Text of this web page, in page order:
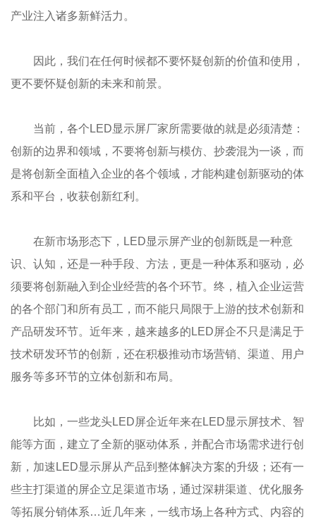
产业注入诸多新鲜活力。
因此，我们在任何时候都不要怀疑创新的价值和使用，
更不要怀疑创新的未来和前景。
当前，各个LED显示屏厂家所需要做的就是必须清楚：
创新的边界和领域，不要将创新与模仿、抄袭混为一谈，而
是将创新全面植入企业的各个领域，才能构建创新驱动的体
系和平台，收获创新红利。
在新市场形态下，LED显示屏产业的创新既是一种意
识、认知，还是一种手段、方法，更是一种体系和驱动，必
须要将创新融入到企业经营的各个环节。终，植入企业运营
的各个部门和所有员工，而不能只局限于上游的技术创新和
产品研发环节。近年来，越来越多的LED屏企不只是满足于
技术研发环节的创新，还在积极推动市场营销、渠道、用户
服务等多环节的立体创新和布局。
比如，一些龙头LED屏企近年来在LED显示屏技术、智
能等方面，建立了全新的驱动体系，并配合市场需求进行创
新，加速LED显示屏从产品到整体解决方案的升级；还有一
些主打渠道的屏企立足渠道市场，通过深耕渠道、优化服务
等拓展分销体系…近几年来，一线市场上各种方式、内容的